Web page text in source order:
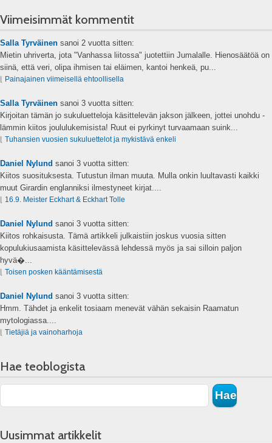
Viimeisimmät kommentit
Salla Tyrväinen sanoi 2 vuotta sitten:
Mietin uhriverta, jota "Vanhassa liitossa" juotettiin Jumalalle. Hienosäätöä on
siinä, että veri, olipa ihmisen tai eläimen, kantoi henkeä, pu...
⌊ Painajainen viimeisellä ehtoollisella
Salla Tyrväinen sanoi 3 vuotta sitten:
Kirjoitan tämän jo sukuluetteloja käsittelevän jakson jälkeen, jottei unohdu -
lämmin kiitos joululukemisista! Ruut ei pyrkinyt turvaamaan suink...
⌊ Tuhansien vuosien sukuluettelot ja mykistävä enkeli
Daniel Nylund sanoi 3 vuotta sitten:
Kiitos suosituksesta. Tutustun ilman muuta. Mulla onkin luultavasti kaikki
muut Girardin englanniksi ilmestyneet kirjat....
⌊ 16.9. Meister Eckhart & Eckhart Tolle
Daniel Nylund sanoi 3 vuotta sitten:
Kiitos rohkaisusta. Tämä artikkeli julkaistiin joskus vuosia sitten
kopulukiusaamista käsittelevässä lehdessä myös ja sai silloin paljon
hyvä�...
⌊ Toisen posken kääntämisestä
Daniel Nylund sanoi 3 vuotta sitten:
Hmm. Tähdet ja enkelit tosiaam menevät vähän sekaisin Raamatun
mytologiassa....
⌊ Tietäjiä ja vainoharhoja
Hae teoblogista
Uusimmat artikkelit